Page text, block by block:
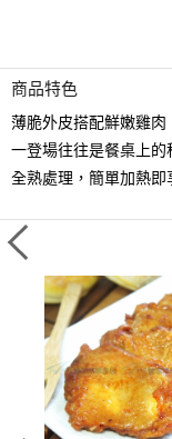
商品特色
薄脆外皮搭配鮮嫩雞
一登場往往是餐桌上的
全熟處理，簡單加熱即